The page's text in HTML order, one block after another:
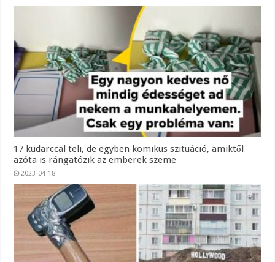
17 kudarccal teli, de egyben komikus szituáció, amiktől
azóta is rángatózik az emberek szeme
2023-04-18